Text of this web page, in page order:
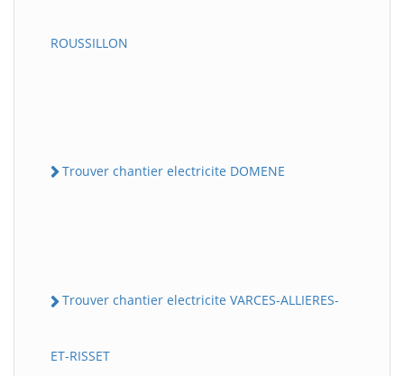
ROUSSILLON
Trouver chantier electricite DOMENE
Trouver chantier electricite VARCES-ALLIERES-
ET-RISSET